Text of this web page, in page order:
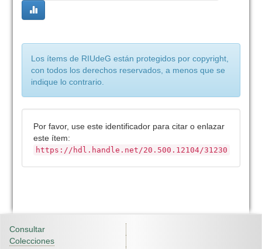
Los ítems de RIUdeG están protegidos por copyright,
con todos los derechos reservados, a menos que se
indique lo contrario.
Por favor, use este identificador para citar o enlazar
este ítem:
https://hdl.handle.net/20.500.12104/31230
Consultar
Colecciones